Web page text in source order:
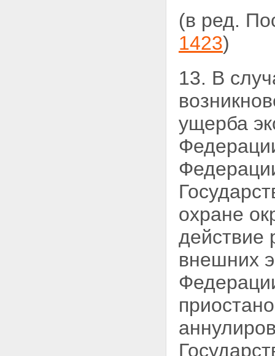
(в ред.
1423)
13. В
ущерба
охране
действие
внешних